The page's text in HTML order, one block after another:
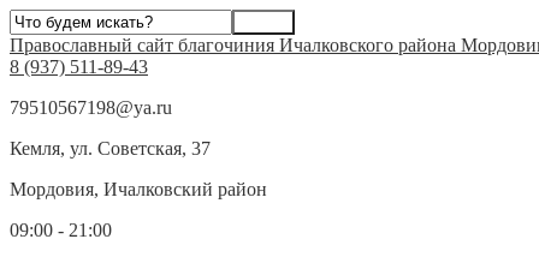
Православный сайт благочиния Ичалковского района
8 (937) 511-89-43
79510567198@ya.ru
Кемля, ул. Советская, 37
Мордовия, Ичалковский район
09:00 - 21:00